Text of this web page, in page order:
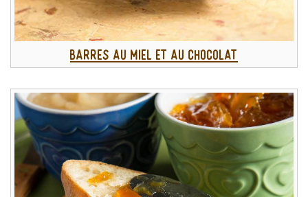
Barres au miel et au chocolat